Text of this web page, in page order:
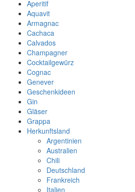
Aperitif
Aquavit
Armagnac
Cachaca
Calvados
Champagner
Cocktailgewürz
Cognac
Genever
Geschenkideen
Gin
Gläser
Grappa
Herkunftsland
Argentinien
Australien
Chili
Deutschland
Frankreich
Italien